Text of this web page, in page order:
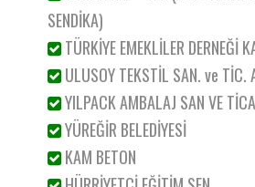
SENDİKA)
TÜRKİYE EMEKLİLER DERNEĞİ
ULUSOY TEKSTİL SAN. ve TİC.
YILPACK AMBALAJ SAN VE
YÜREĞİR BELEDİYESİ
KAM BETON